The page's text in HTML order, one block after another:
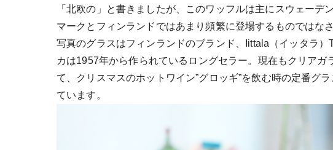
「北欧の」と書きましたが、このワッフルは主にスウェーデ
マークとフィンランドではあまり頻繁に登場するものではなさ
写真のグラスはフィンランドのブランド、Iittala（イッタラ
カは1957年から作られているロングセラー。現在もクリア
て、クリスマスのホットワイン”グロッギ”を飲む時の定番グ
ています。